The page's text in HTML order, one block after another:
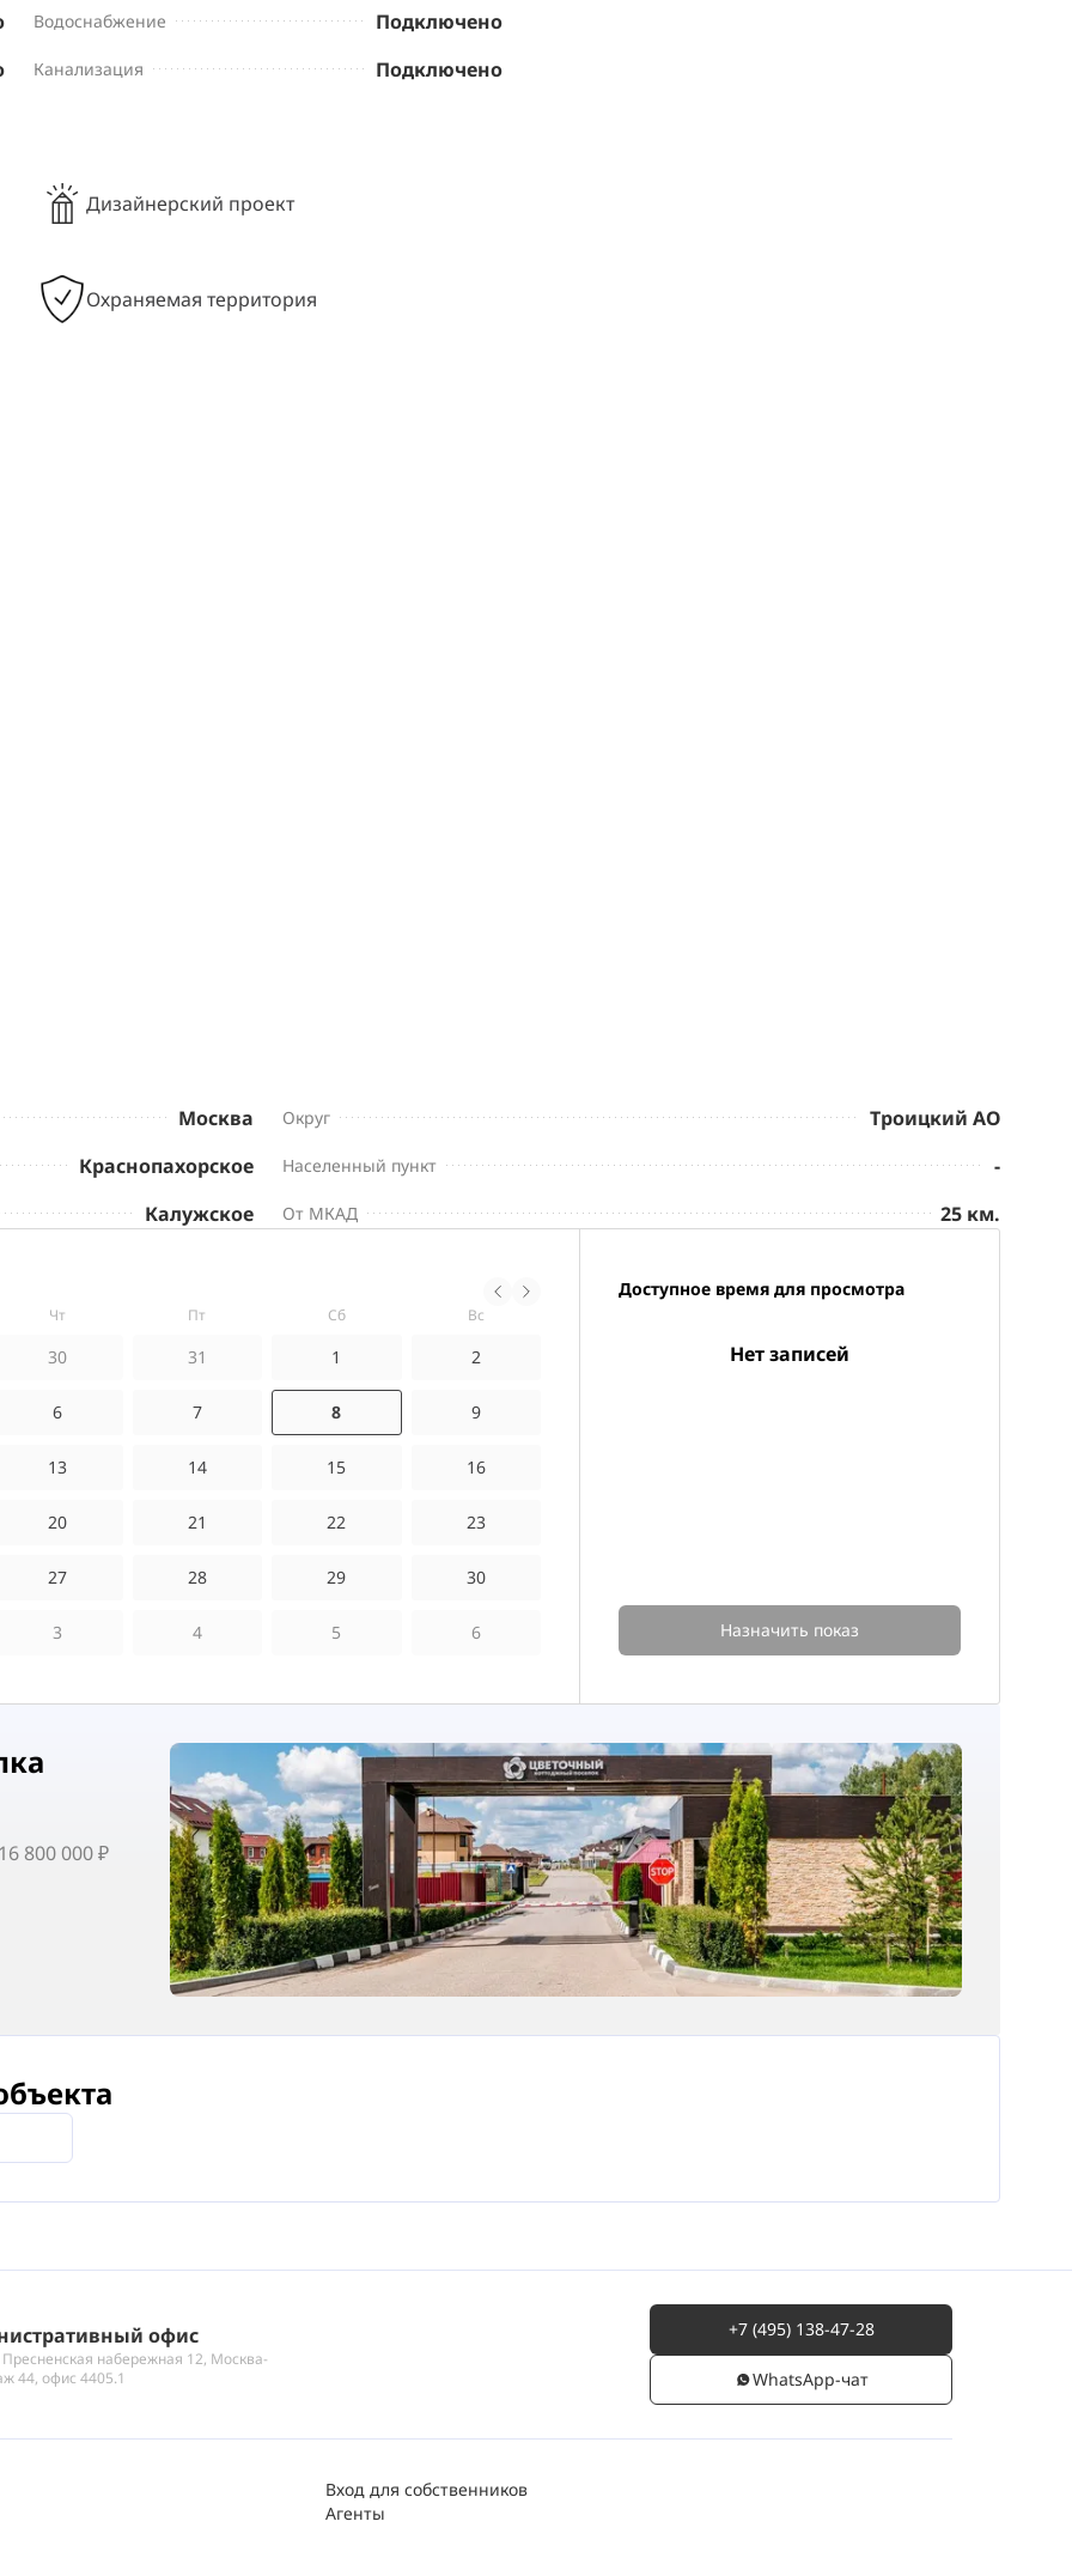
Водоснабжение Подключено
Канализация Подключено
Дизайнерский проект
Охраняемая территория
Москва Округ Троицкий АО
Краснопахорское Населенный пункт -
Калужское От МКАД 25 км.
чт пт сб вс
30 31 1 2
6 7 8 9
13 14 15 16
20 21 22 23
27 28 29 30
3 4 5 6
Доступное время для просмотра
Нет записей
Назначить показ
800 000 ₽
офис
набережная 12, Москва-
44, офис 4405.1
+7 (495) 138-47-28
WhatsАpp-чат
Вход для собственников
Агенты